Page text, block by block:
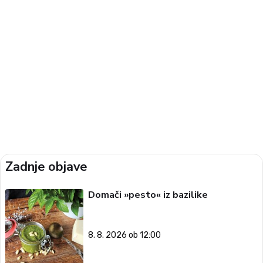
Zadnje objave
Domači »pesto« iz bazilike
8. 8. 2026 ob 12:00